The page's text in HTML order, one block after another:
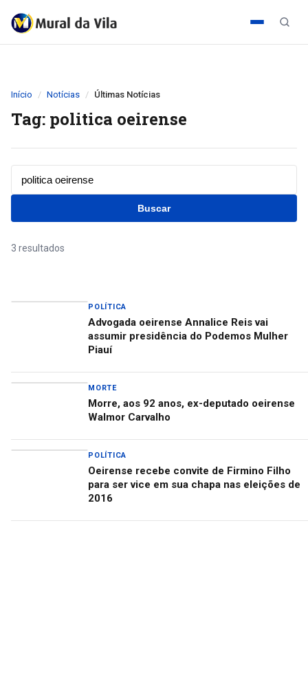
Início Notícias Últimas Notícias
Tag: politica oeirense
Buscar
3 resultados
POLÍTICA
Advogada oeirense Annalice Reis vai
assumir presidência do Podemos Mulher
Piauí
MORTE
Morre, aos 92 anos, ex-deputado oeirense
Walmor Carvalho
POLÍTICA
Oeirense recebe convite de Firmino Filho
para ser vice em sua chapa nas eleições de
2016